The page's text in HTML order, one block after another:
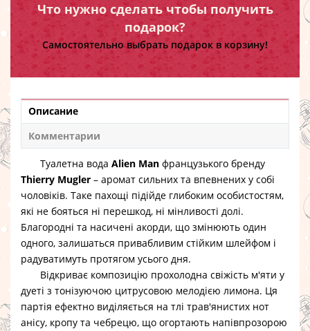
Что нужно сделать чтобы получить
подарок?
Самостоятельно выбрать подарок в корзину!
Описание
Комментарии
Туалетна вода Alien Man французького бренду
Thierry Mugler – аромат сильних та впевнених у собі
чоловіків. Таке пахощі підійде глибоким особистостям,
які не бояться ні перешкод, ні мінливості долі.
Благородні та насичені акорди, що змінюють один
одного, залишаться привабливим стійким шлейфом і
радуватимуть протягом усього дня.
Відкриває композицію прохолодна свіжість м'яти у
дуеті з тонізуючою цитрусовою мелодією лимона. Ця
партія ефектно виділяється на тлі трав'янистих нот
анісу, кропу та чебрецю, що огортають напівпрозорою